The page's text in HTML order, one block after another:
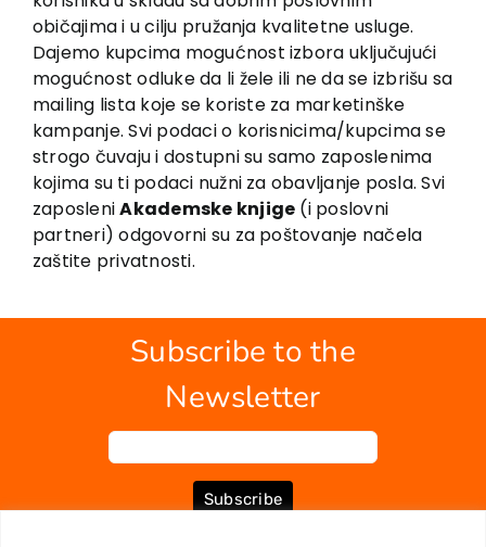
News
EU PROJECTS
Contact
običajima i u cilju pružanja kvalitetne usluge.
Dajemo kupcima mogućnost izbora uključujući
mogućnost odluke da li žele ili ne da se izbrišu sa
mailing lista koje se koriste za marketinške
kampanje. Svi podaci o korisnicima/kupcima se
strogo čuvaju i dostupni su samo zaposlenima
kojima su ti podaci nužni za obavljanje posla. Svi
zaposleniAkademske knjige (i poslovni
partneri) odgovorni su za poštovanje načela
zaštite privatnosti.
Subscribe to the
Newsletter
Subscribe